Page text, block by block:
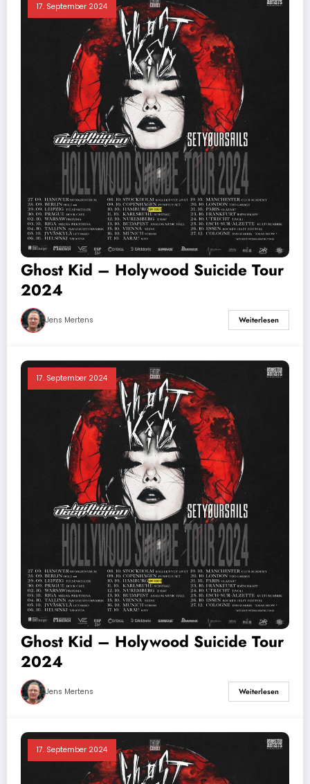
17. September 2024
Ghost Kid – Holywood Suicide Tour
2024
Jens Mertens Weiterlesen
17. September 2024
Ghost Kid – Holywood Suicide Tour
2024
Jens Mertens Weiterlesen
17. September 2024